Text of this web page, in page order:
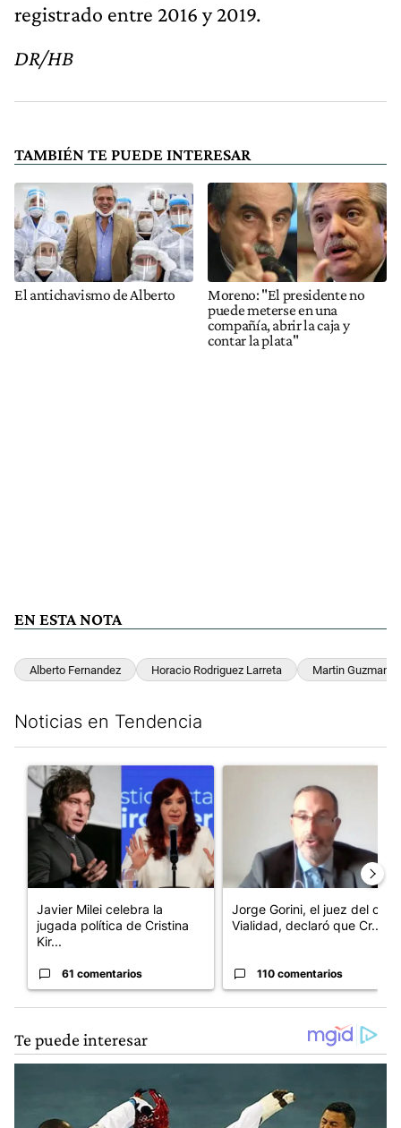
registrado entre 2016 y 2019.
DR/HB
TAMBIÉN TE PUEDE INTERESAR
El antichavismo de Alberto
Moreno: "El presidente no
puede meterse en una
compañía, abrir la caja y
contar la plata"
EN ESTA NOTA
Alberto Fernandez Horacio Rodriguez Larreta Martin Guzman
Noticias en Tendencia
Un artículo de tendencia con el título "Javier Milei celebra la
Javier Milei celebra la
jugada política de Cristina
Kir...
61 comentarios
Jorge Gorini, el juez del caso
Vialidad, declaró que Cr...
110 comentarios